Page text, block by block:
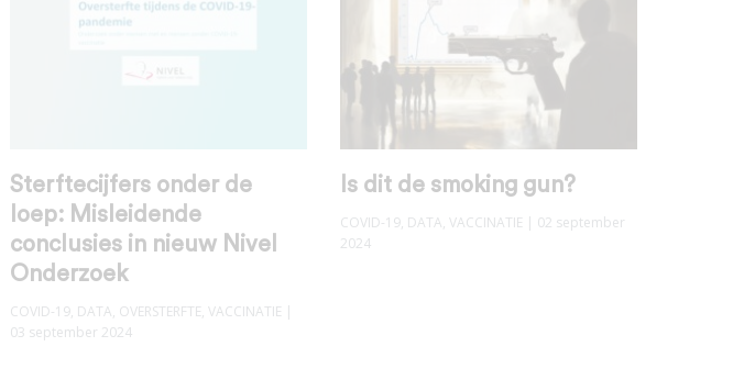
Sterftecijfers onder de
loep: Misleidende
conclusies in nieuw Nivel
Onderzoek
COVID-19, DATA, OVERSTERFTE, VACCINATIE |
03 september 2024
Is dit de smoking gun?
COVID-19, DATA, VACCINATIE | 02 september
2024